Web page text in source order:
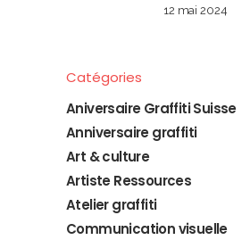
12 mai 2024
Catégories
Aniversaire Graffiti Suisse
Anniversaire graffiti
Art & culture
Artiste Ressources
Atelier graffiti
Communication visuelle